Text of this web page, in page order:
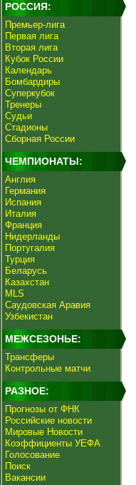
РОССИЯ:
Премьер-лига
Первая лига
Вторая лига
Кубок России
Календарь
Бомбардиры
Суперкубок
Тренеры
Судьи
Стадионы
Сборная России
ЧЕМПИОНАТЫ:
Англия
Германия
Испания
Италия
Франция
Нидерланды
Португалия
Турция
Беларусь
Казахстан
MLS
Саудовская Аравия
Узбекистан
МЕЖСЕЗОНЬЕ:
Трансферы
Контрольные матчи
РАЗНОЕ:
Прогнозы от ФНК
Российские новости
Мировые Новости
Коэффициенты УЕФА
Голосование
Поиск
Вакансии